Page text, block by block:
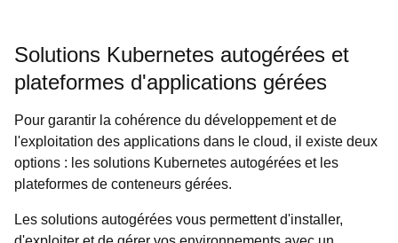
Solutions Kubernetes autogérées et
plateformes d'applications gérées
Pour garantir la cohérence du développement et de
l'exploitation des applications dans le cloud, il existe deux
options : les solutions Kubernetes autogérées et les
plateformes de conteneurs gérées.
Les solutions autogérées vous permettent d'installer,